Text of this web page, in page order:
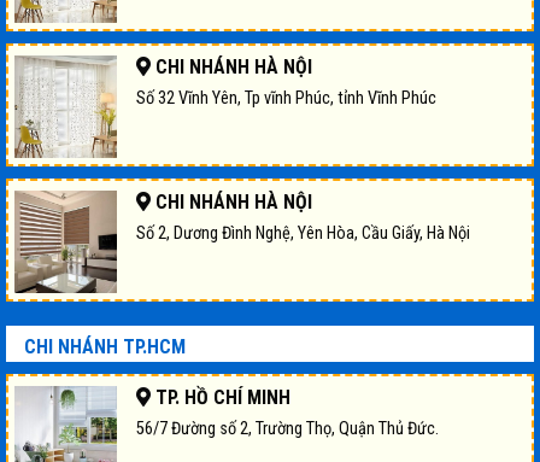
CHI NHÁNH HÀ NỘI
Số 32 Vĩnh Yên, Tp vĩnh Phúc, tỉnh Vĩnh Phúc
CHI NHÁNH HÀ NỘI
Số 2, Dương Đình Nghệ, Yên Hòa, Cầu Giấy, Hà Nội
CHI NHÁNH TP.HCM
TP. HỒ CHÍ MINH
56/7 Đường số 2, Trường Thọ, Quận Thủ Đức.